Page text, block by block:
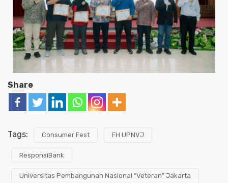
Share
Tags: Consumer Fest FH UPNVJ
ResponsiBank
Universitas Pembangunan Nasional “Veteran” Jakarta